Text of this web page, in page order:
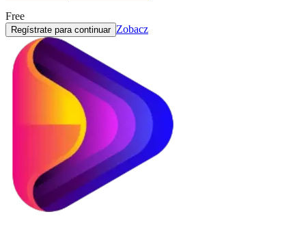
Free
Regístrate para continuar Zobacz